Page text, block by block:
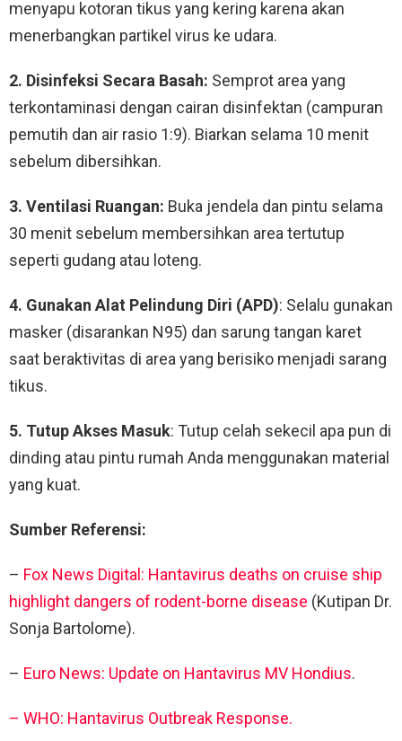
menyapu kotoran tikus yang kering karena akan
menerbangkan partikel virus ke udara.
2. Disinfeksi Secara Basah: Semprot area yang
terkontaminasi dengan cairan disinfektan (campuran
pemutih dan air rasio 1:9). Biarkan selama 10 menit
sebelum dibersihkan.
3. Ventilasi Ruangan: Buka jendela dan pintu selama
30 menit sebelum membersihkan area tertutup
seperti gudang atau loteng.
4. Gunakan Alat Pelindung Diri (APD): Selalu gunakan
masker (disarankan N95) dan sarung tangan karet
saat beraktivitas di area yang berisiko menjadi sarang
tikus.
5. Tutup Akses Masuk: Tutup celah sekecil apa pun di
dinding atau pintu rumah Anda menggunakan material
yang kuat.
Sumber Referensi:
– Fox News Digital: Hantavirus deaths on cruise ship
highlight dangers of rodent-borne disease (Kutipan Dr.
Sonja Bartolome).
– Euro News: Update on Hantavirus MV Hondius.
– WHO: Hantavirus Outbreak Response.